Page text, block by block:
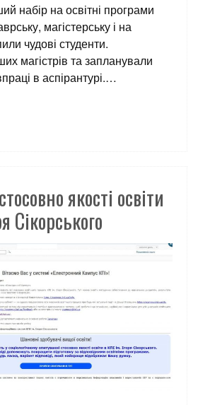
набір на освітні програми
магістерську і на
чудові студенти.
магістрів та запланували
в аспірантурі.…
якості освіти
Сікорського